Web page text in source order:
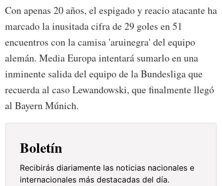
Con apenas 20 años, el espigado y reacio atacante ha
marcado la inusitada cifra de 29 goles en 51
encuentros con la camisa 'aruinegra' del equipo
alemán. Media Europa intentará sumarlo en una
inminente salida del equipo de la Bundesliga que
recuerda al caso Lewandowski, que finalmente llegó
al Bayern Múnich.
Boletín
Recibirás diariamente las noticias nacionales e
internacionales más destacadas del día.